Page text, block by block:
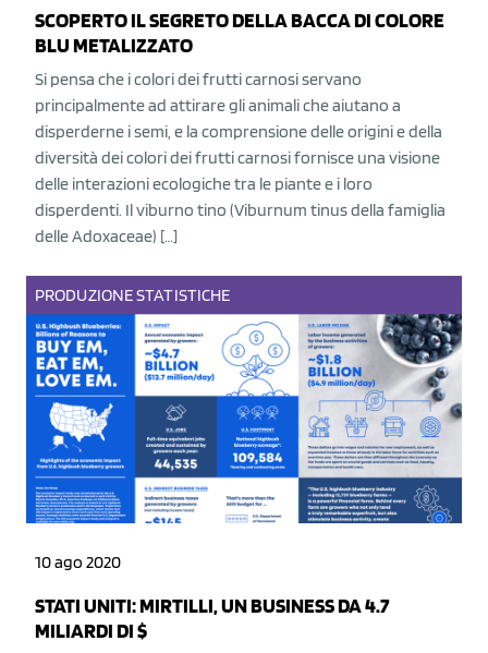
SCOPERTO IL SEGRETO DELLA BACCA DI COLORE
BLU METALIZZATO
Si pensa che i colori dei frutti carnosi servano
principalmente ad attirare gli animali che aiutano a
disperderne i semi, e la comprensione delle origini e della
diversità dei colori dei frutti carnosi fornisce una visione
delle interazioni ecologiche tra le piante e i loro
disperdenti. Il viburno tino (Viburnum tinus della famiglia
delle Adoxaceae) […]
PRODUZIONESTATISTICHE
10 ago 2020
STATI UNITI: MIRTILLI, UN BUSINESS DA 4.7
MILIARDI DI $